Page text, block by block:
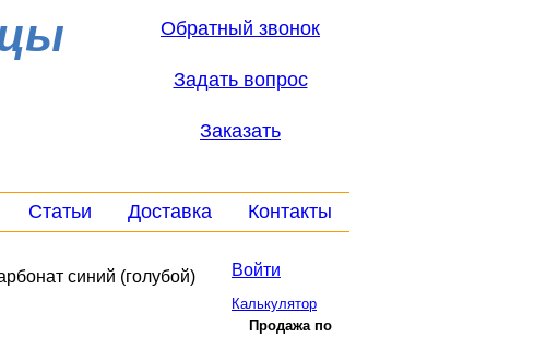
Обратный звонок
Задать вопрос
Заказать
Статьи Доставка Контакты
синий (голубой) Войти
Калькулятор
Продажа по